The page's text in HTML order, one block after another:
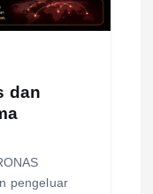
dan
pengeluar